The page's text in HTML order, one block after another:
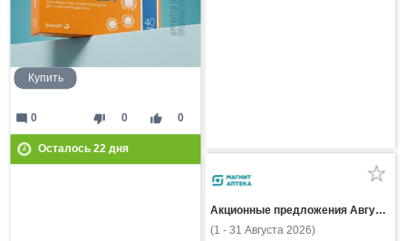
Купить
thumb_down 0 thumb_up 0
mode_comment 0
Осталось 22дня
Акционные предложения Августа
(1 - 31 Августа 2026)